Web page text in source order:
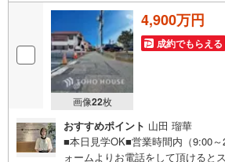
画像22枚
4,900万円
成約でもらえる
おすすめポイント 山田 瑠華
■本日見学OK■営業時間内（9:00
ォームよりお電話をして頂けると